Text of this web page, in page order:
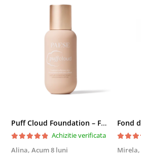
Puff Cloud Foundation – Fond de ten cu efect natural
Achizitie verificata
Alina, Acum 8 luni
Mirela,